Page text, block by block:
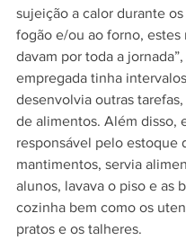
sujeição a calor durante
fogão e/ou ao forno, estes
davam por toda a
empregada tinha
desenvolvia outras
de alimentos. Além disso,
responsável pelo estoque
mantimentos, servia
alunos, lavava o piso e as
cozinha bem como os
pratos e os talheres.